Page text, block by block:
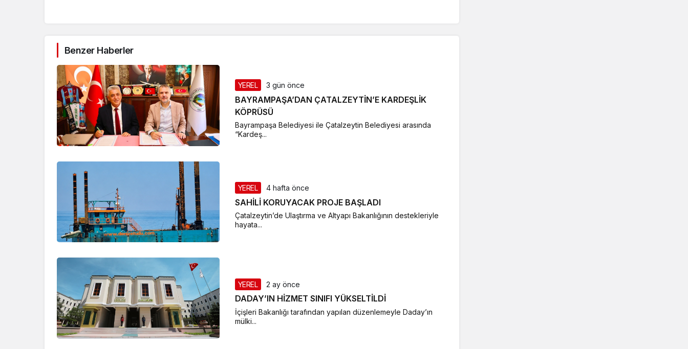
Benzer Haberler
YEREL 3 gün önce
BAYRAMPAŞA’DAN ÇATALZEYTİN’E KARDEŞLİK
KÖPRÜSÜ
Bayrampaşa Belediyesi ile Çatalzeytin Belediyesi arasında
“Kardeş...
YEREL 4 hafta önce
SAHİLİ KORUYACAK PROJE BAŞLADI
Çatalzeytin’de Ulaştırma ve Altyapı Bakanlığının destekleriyle
hayata...
YEREL 2 ay önce
DADAY’IN HİZMET SINIFI YÜKSELTİLDİ
İçişleri Bakanlığı tarafından yapılan düzenlemeyle Daday’ın
mülki...